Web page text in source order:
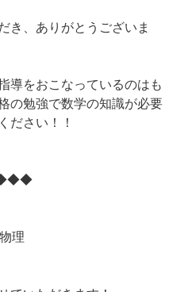
き、ありがとうございま
導をおこなっているのはも
の勉強で数学の知識が必要
ださい！！
◆◆◆
理